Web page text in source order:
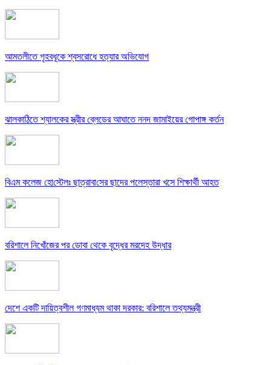
আমতলীতে গৃহবধূকে শ্বসরোধে হত্যার অভিযোগ
ঝালকাঠিতে শ্যালকের স্ত্রীর ব্লেডের আঘাতে ননদ জামাইয়ের গোপাঙ্গ কর্তন
বিএম কলে‌জ হো‌স্টেলঃ ছাত্রাবা‌সের ছাদের পলেস্তারা খসে শিক্ষার্থী আহত
বরিশালে নিখোঁজের পর ডোবা থেকে বৃদ্ধের মরদেহ উদ্ধার
দেশে একটি দায়িত্বশীল গণমাধ্যম থাকা দরকার: বরিশালে তথ্যমন্ত্রী